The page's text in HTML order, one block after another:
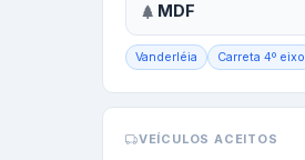
MDF
Vanderléia Carreta 4º eixo
VEÍCULOS ACEITOS